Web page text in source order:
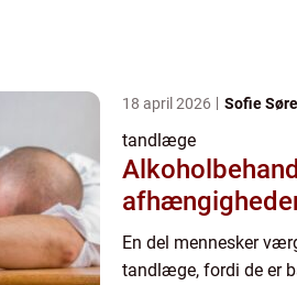
18 april 2026 Sofie
tandlæge
Alkoholbehandling
En del mennesker
tandlæge, fordi de er